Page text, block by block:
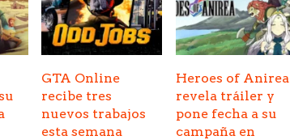
GTA Online
recibe tres
nuevos trabajos
esta semana
Heroes of Anirea
revela tráiler y
pone fecha a su
campaña en